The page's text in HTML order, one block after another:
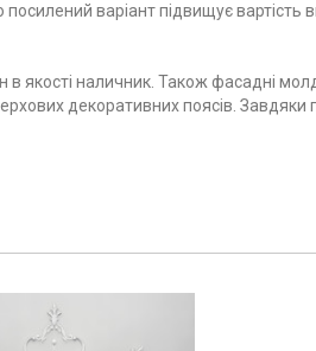
варіант підвищує вартість
якості наличник. Також фасадні
декоративних поясів. Завдяки